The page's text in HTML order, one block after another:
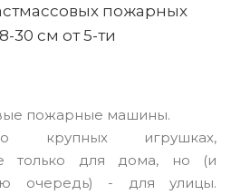
пожарных
см от 5-ти
пожарные машины.
игрушках,
только для дома, но (и
очередь) - для улицы.